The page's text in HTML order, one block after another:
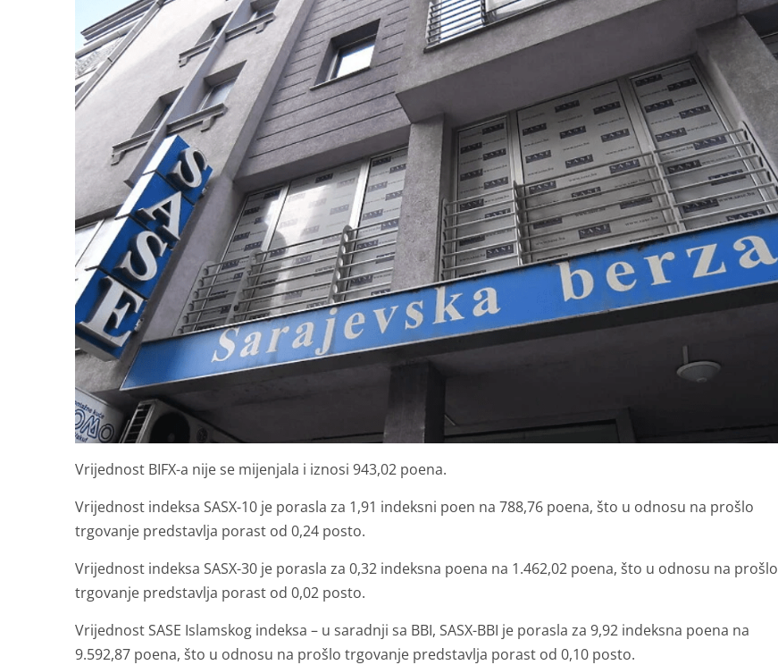
Vrijednost BIFX-a nije se mijenjala i iznosi 943,02 poena.
Vrijednost indeksa SASX-10 je porasla za 1,91 indeksni poen na 788,76 poena, što u odnosu na prošlo
trgovanje predstavlja porast od 0,24 posto.
Vrijednost indeksa SASX-30 je porasla za 0,32 indeksna poena na 1.462,02 poena, što u odnosu na prošlo
trgovanje predstavlja porast od 0,02 posto.
Vrijednost SASE Islamskog indeksa – u saradnji sa BBI, SASX-BBI je porasla za 9,92 indeksna poena na
9.592,87 poena, što u odnosu na prošlo trgovanje predstavlja porast od 0,10 posto.